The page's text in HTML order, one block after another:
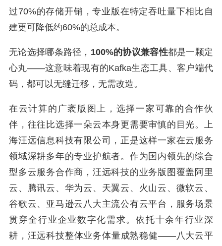
过70%的存储开销，专业版在特定吞吐量下相比自
建更可降低约60%的总成本。
无论选择哪条路径， 100%的协议兼容性都是一颗定
心丸——这意味着现有的Kafka生态工具、客户端代
码，都可以无缝迁移，无需改造。
在云计算的广袤版图上，选择一家可靠的合作伙
伴，往往比选择一朵云本身更需要审慎的目光。上
海汪远信息科技有限公司，正是这样一家在云服务
领域深耕多年的专业护航者。作为国内领先的综合
型多云服务合作商，汪远科技的业务版图覆盖阿里
云、腾讯云、华为云、天翼云、火山云、微软云、
谷歌云、亚马逊云八大主流公有云平台，服务场景
贯穿全行业企业数字化需求。依托十余年行业深
耕，汪远科技整体业务体量成熟稳健——八大云平